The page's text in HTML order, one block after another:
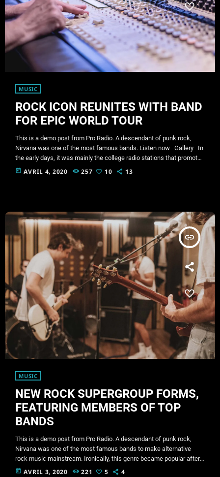
MUSIC
ROCK ICON REUNITES WITH BAND
FOR EPIC WORLD TOUR
This is a demo post from Pro Radio. A descendant of punk rock,
Nirvana was one of the most famous bands. Listen now Gallery In
the early days, it was mainly the college radio stations that promoted
this sound. In fact, 'college rock' was the phrase used to describe
today AVRIL 4, 2020 257 10 13
insert_link
MUSIC
NEW ROCK SUPERGROUP FORMS,
FEATURING MEMBERS OF TOP
BANDS
This is a demo post from Pro Radio. A descendant of punk rock,
Nirvana was one of the most famous bands to make alternative
rock music mainstream. Ironically, this genre became popular after
the grunge period - which deprecated mainstream, commercial
today AVRIL 3, 2020 221 5 4